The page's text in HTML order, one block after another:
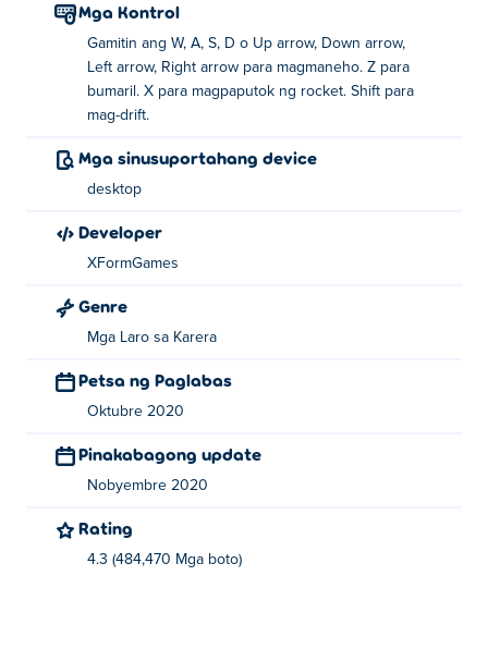
Mga Kontrol
Gamitin ang W, A, S, D o Up arrow, Down arrow,
Left arrow, Right arrow para magmaneho. Z para
bumaril. X para magpaputok ng rocket. Shift para
mag-drift.
Mga sinusuportahang device
desktop
Developer
XFormGames
Genre
Mga Laro sa Karera
Petsa ng Paglabas
Oktubre 2020
Pinakabagong update
Nobyembre 2020
Rating
4.3 (484,470 Mga boto)